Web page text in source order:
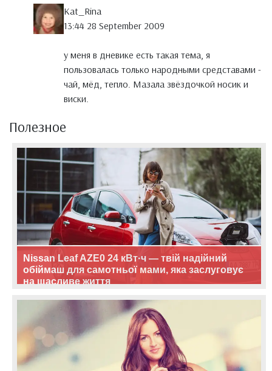
Kat_Rina
13:44 28 September 2009
у меня в дневике есть такая тема, я
пользовалась только народными средставами -
чай, мёд, тепло. Мазала звёздочкой носик и
виски.
Полезное
Nissan Leaf AZE0 24 кВт·ч — твій надійний
обіймаш для самотньої мами, яка заслуговує
на щасливе життя